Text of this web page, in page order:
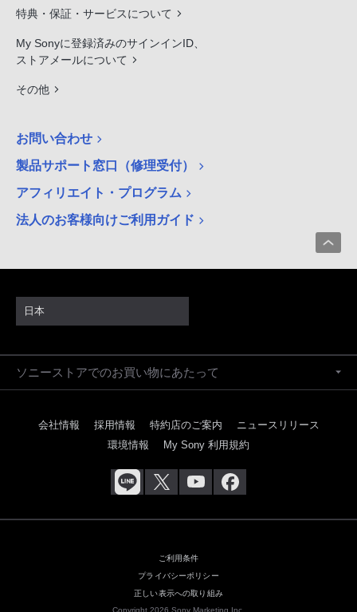
特典・保証・サービスについて
My Sonyに登録済みのサインインID、
ストアメールについて
その他
お問い合わせ
製品サポート窓口（修理受付）
アフィリエイト・プログラム
法人のお客様向けご利用ガイド
日本
ソニーストアでのお買い物にあたって
会社情報 採用情報 特約店のご案内
ニュースリリース
環境情報
My Sony 利用規約
ご利用条件
プライバシーポリシー
正しい表示への取り組み
Copyright 2026 Sony Marketing Inc.